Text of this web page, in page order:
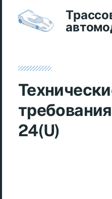
24(U)